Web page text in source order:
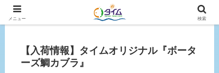
広島、岡山の釣り情報はタイムにおまかせ！
【入荷情報】タイムオリジナル『ボータ
ーズ鯛カブラ』
メニュー 検索